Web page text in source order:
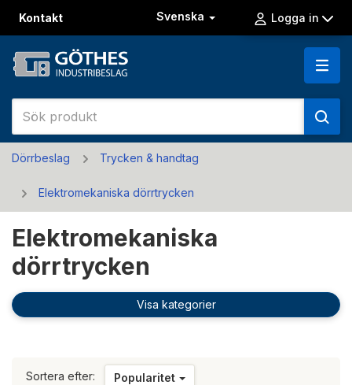
Kontakt Svenska Logga in
Dörrbeslag Trycken & handtag
Elektromekaniska dörrtrycken
Elektromekaniska
dörrtrycken
Visa kategorier
Sortera efter: Popularitet